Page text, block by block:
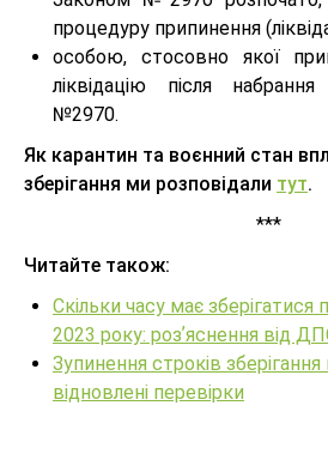
процедуру припинення
особою, стосовно якої
ліквідацію після
№2970.
Як карантин та воєнний стан
зберігання ми розповідали тут.
***
Читайте також:
Скільки часу має зберігатися
2023 року: розʼяснення від
Зупинення строків
відновлені перевірки